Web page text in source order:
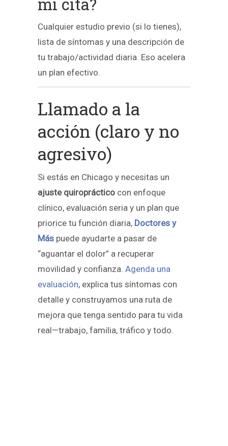
Cualquier estudio previo (si lo tienes),
lista de síntomas y una descripción de
tu trabajo/actividad diaria. Eso acelera
un plan efectivo.
Llamado a la
acción (claro y no
agresivo)
Si estás en Chicago y necesitas un
ajuste quiropráctico con enfoque
clínico, evaluación seria y un plan que
priorice tu función diaria, Doctores y
Más puede ayudarte a pasar de
“aguantar el dolor” a recuperar
movilidad y confianza. Agenda una
evaluación, explica tus síntomas con
detalle y construyamos una ruta de
mejora que tenga sentido para tu vida
real—trabajo, familia, tráfico y todo.